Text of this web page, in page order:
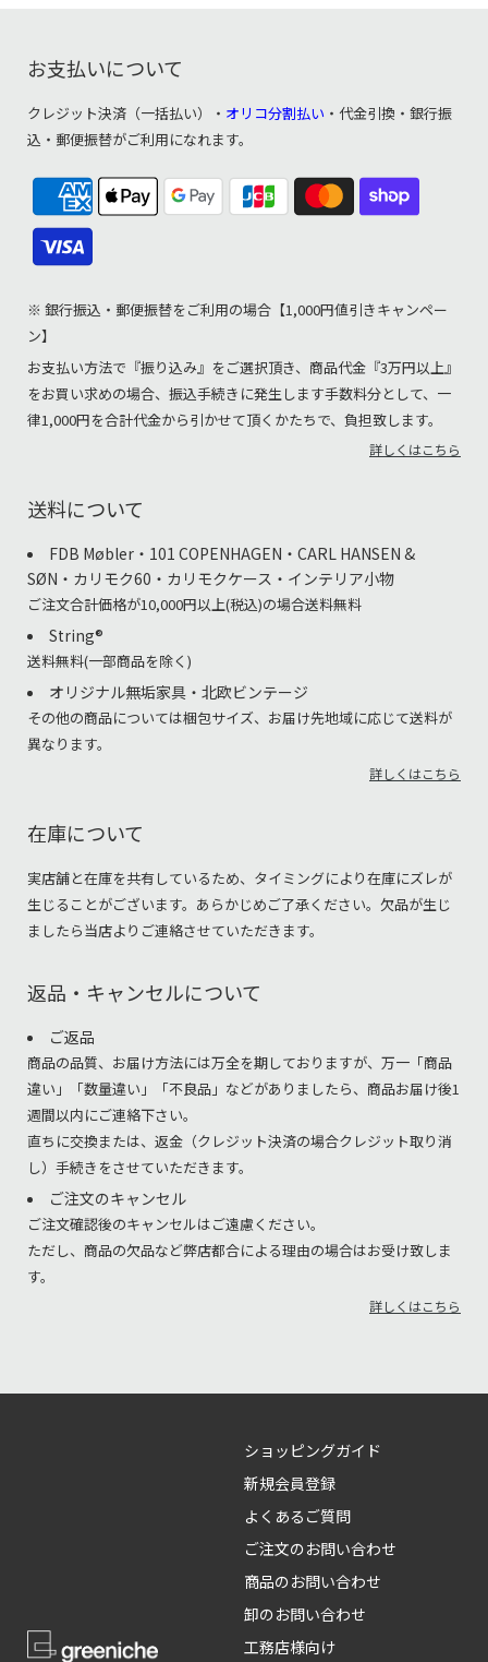
お支払いについて
クレジット決済（一括払い）・ オリコ分割払い ・代金引換・銀行振
込・郵便振替がご利用になれます。
※ 銀行振込・郵便振替をご利用の場合【1,000円値引きキャンペー
ン】
お支払い方法で『振り込み』をご選択頂き、商品代金『3万円以上』
をお買い求めの場合、振込手続きに発生します手数料分として、一
律1,000円を合計代金から引かせて頂くかたちで、負担致します。
詳しくはこちら
送料について
FDB Møbler・101 COPENHAGEN・CARL HANSEN &
SØN・カリモク60・カリモクケース・インテリア小物
ご注文合計価格が10,000円以上(税込)の場合送料無料
String®︎
送料無料(一部商品を除く)
オリジナル無垢家具・北欧ビンテージ
その他の商品については梱包サイズ、お届け先地域に応じて送料が
異なります。
詳しくはこちら
在庫について
実店舗と在庫を共有しているため、タイミングにより在庫にズレが
生じることがございます。あらかじめご了承ください。欠品が生じ
ましたら当店よりご連絡させていただきます。
返品・キャンセルについて
ご返品
商品の品質、お届け方法には万全を期しておりますが、万一「商品
違い」「数量違い」「不良品」などがありましたら、商品お届け後1
週間以内にご連絡下さい。
直ちに交換または、返金（クレジット決済の場合クレジット取り消
し）手続きをさせていただきます。
ご注文のキャンセル
ご注文確認後のキャンセルはご遠慮ください。
ただし、商品の欠品など弊店都合による理由の場合はお受け致しま
す。
詳しくはこちら
ショッピングガイド
新規会員登録
よくあるご質問
ご注文のお問い合わせ
商品のお問い合わせ
卸のお問い合わせ
工務店様向け